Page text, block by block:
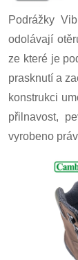
Podrážky
odolávají
ze které je
prasknutí a
konstrukci
přilnavost,
vyrobeno